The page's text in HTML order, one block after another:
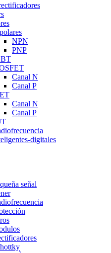
NPN
PNP
Canal N
Canal P
Canal N
Canal P
digitales
señal